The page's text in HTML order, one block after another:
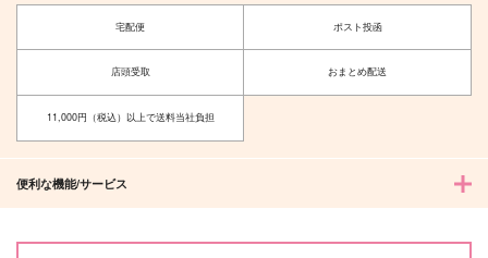
YAMA's
1,100円（税込）
サンプル
作品詳細
海の星
787円（税込）
サンプル
作品詳細
宅配便 ポスト投函
店頭受取 おまとめ配送
11,000円（税込）以上で送料当社負担
便利な機能/サービス